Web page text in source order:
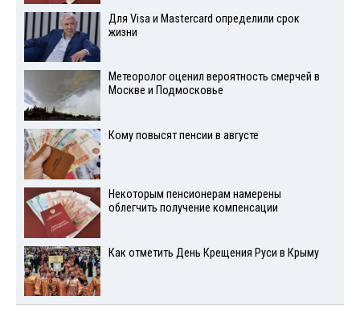
Для Visа и Mastercard определили срок
жизни
Метеоролог оценил вероятность смерчей в
Москве и Подмосковье
Кому повысят пенсии в августе
Некоторым пенсионерам намерены
облегчить получение компенсации
Как отметить День Крещения Руси в Крыму